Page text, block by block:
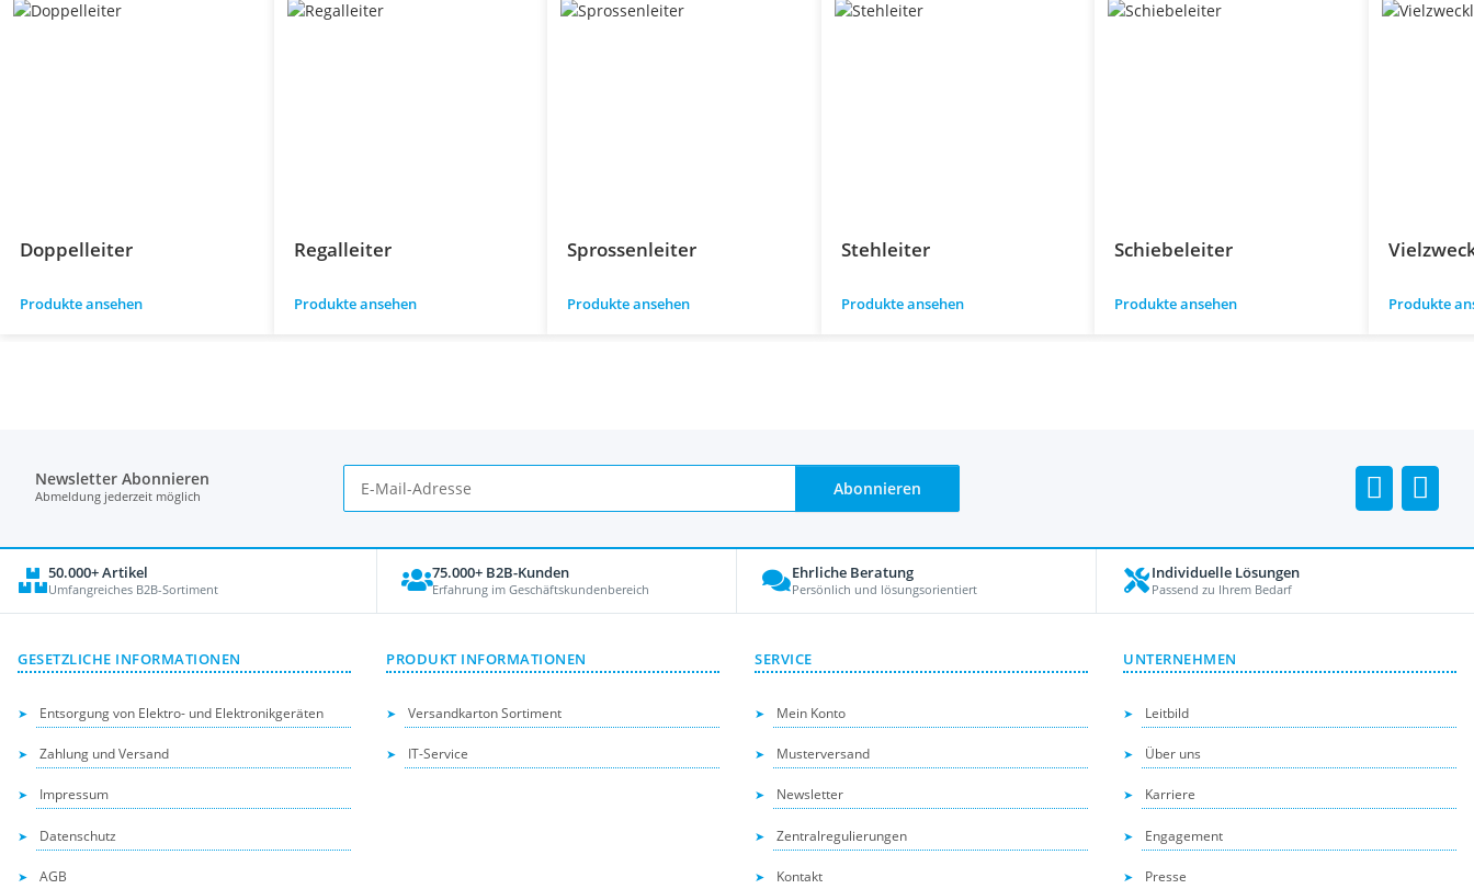
Doppelleiter
Produkte ansehen
Regalleiter
Produkte ansehen
Sprossenleiter
Produkte ansehen
Stehleiter
Produkte ansehen
Schiebeleiter
Produkte ansehen Produkte
Newsletter Abonnieren
Abmeldung jederzeit möglich Abonnieren
50.000+ Artikel
Umfangreiches B2B-Sortiment
75.000+ B2B-Kunden
Erfahrung im Geschäftskundenbereich
Ehrliche Beratung
Persönlich und lösungsorientiert
Individuelle Lösungen
Passend zu Ihrem Bedarf
GESETZLICHE INFORMATIONEN
Entsorgung von Elektro- und Elektronikgeräten
Zahlung und Versand
Impressum
Datenschutz
AGB
PRODUKT INFORMATIONEN
Versandkarton Sortiment
IT-Service
SERVICE
Mein Konto
Musterversand
Newsletter
Zentralregulierungen
Kontakt
UNTERNEHMEN
Leitbild
Über uns
Karriere
Engagement
Presse